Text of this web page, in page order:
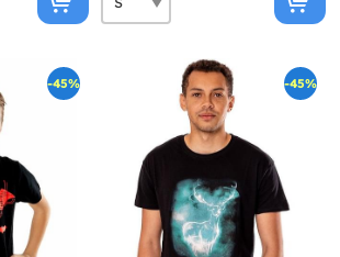
-45% -45%